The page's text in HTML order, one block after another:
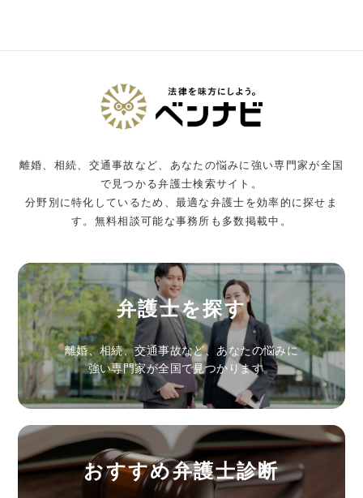
離婚、相続、交通事故など、あなたの悩みに強い専門家が全国
で見つかる弁護士検索サイト。
分野別に特化しているため、最適な弁護士を効率的に探せま
す。無料相談可能な事務所も多数掲載中。
弁護士を探す
離婚、相続、交通事故など、あなたの悩みに
強い専門家が全国で見つかります。
おすすめ弁護士診断